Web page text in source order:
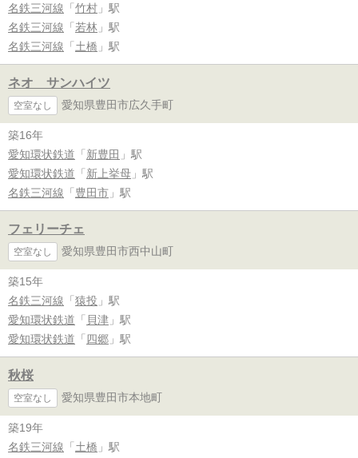
名鉄三河線 「 竹村 」駅
名鉄三河線 「 若林 」駅
名鉄三河線 「 土橋 」駅
ネオ サンハイツ
空室なし 愛知県豊田市広久手町
築16年
愛知環状鉄道 「 新豊田 」駅
愛知環状鉄道 「 新上挙母 」駅
名鉄三河線 「 豊田市 」駅
フェリーチェ
空室なし 愛知県豊田市西中山町
築15年
名鉄三河線 「 猿投 」駅
愛知環状鉄道 「 貝津 」駅
愛知環状鉄道 「 四郷 」駅
秋桜
空室なし 愛知県豊田市本地町
築19年
名鉄三河線 「 土橋 」駅